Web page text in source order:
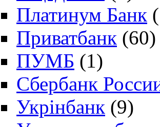
Платинум Банк
Приватбанк (60)
ПУМБ (1)
Сбербанк
Укрінбанк (9)